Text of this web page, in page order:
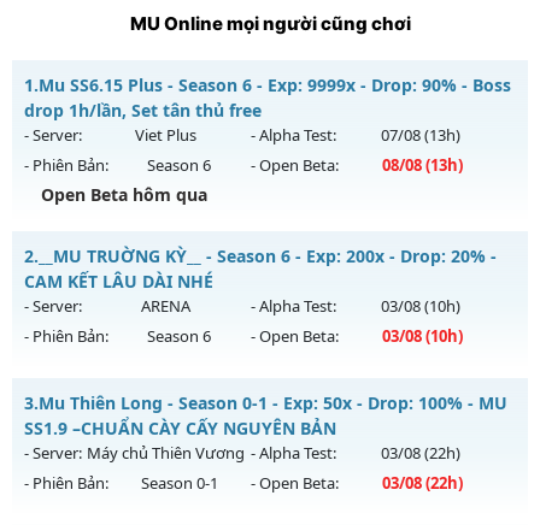
MU Online mọi người cũng chơi
1.Mu SS6.15 Plus - Season 6 - Exp: 9999x - Drop: 90% - Boss
drop 1h/lần, Set tân thủ free
- Server: Viet Plus - Alpha Test: 07/08(13h)
- Phiên Bản:
Season 6 - Open Beta: 08/08(13h)
Open Beta hôm qua
Mu SS6.15 Plus - Boss drop 1h/lần, Set tân thủ free
Mu mới ra tháng 08 2026 - Mở máy chủ
ngày 08/08/2626
Exp: 9999x - Drop: 90%
Thể loại: Mu Bán Đồ Full Trong Shop
Antihack: Phoenix chống hack mới
2. __MU TRUỜNG KỲ__ - Season 6 - Exp: 200x - Drop: 20% -
CAM KẾT LÂU DÀI NHÉ
- Server: ARENA - Alpha Test: 03/08(10h)
- Phiên Bản:
Season 6 - Open Beta: 03/08(10h)
__MU TRUỜNG KỲ__ - CAM KẾT LÂU DÀI NHÉ
Mu mới ra tháng 08 2026 - Mở máy chủ
ngày 03/08/2626
Exp: 200x - Drop: 20%
3.Mu Thiên Long - Season 0-1 - Exp: 50x - Drop: 100% - MU
SS1.9 –CHUẨN CÀY CẤY NGUYÊN BẢN
- Server: Máy chủ Thiên Vương - Alpha Test: 03/08(22h)
- Phiên Bản:
Season 0-1 - Open Beta: 03/08(22h)